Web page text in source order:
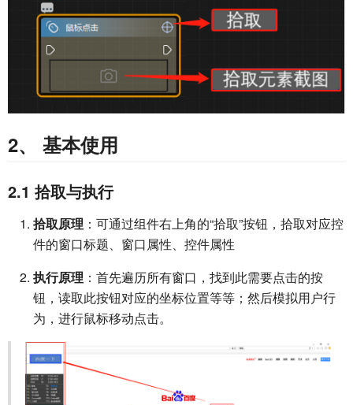
2、 基本使用
2.1 拾取与执行
拾取原理 ：可通过组件右上角的“拾取”按钮，拾取对应控
件的窗口标题、窗口属性、控件属性
执行原理 ：首先遍历所有窗口，找到此需要点击的按
钮，读取此按钮对应的坐标位置等等；然后模拟用户行
为，进行鼠标移动点击。